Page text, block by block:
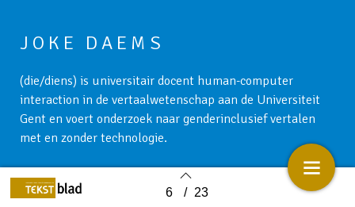
Back to index 6 / 23
JOKE DAEMS
(die/diens) is universitair docent human-computer
interaction in de vertaalwetenschap aan de Universiteit
Gent en voert onderzoek naar genderinclusief vertalen
met en zonder technologie.